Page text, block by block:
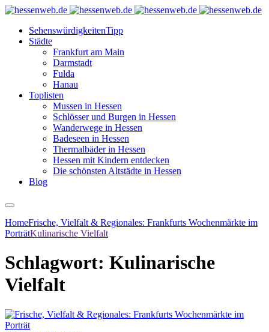
SehenswürdigkeitenTipp
Städte
Frankfurt am Main
Darmstadt
Fulda
Hanau
Toplisten
Mussen in Hessen
Schlösser und Burgen in Hessen
Wanderwege in Hessen
Badeseen in Hessen
Thermalbäder in Hessen
Hessen mit Kindern entdecken
Die schönsten Altstädte in Hessen
Blog
HomeFrische, Vielfalt & Regionales: Frankfurts Wochenmärkte im
PorträtKulinarische Vielfalt
Schlagwort: Kulinarische
Vielfalt